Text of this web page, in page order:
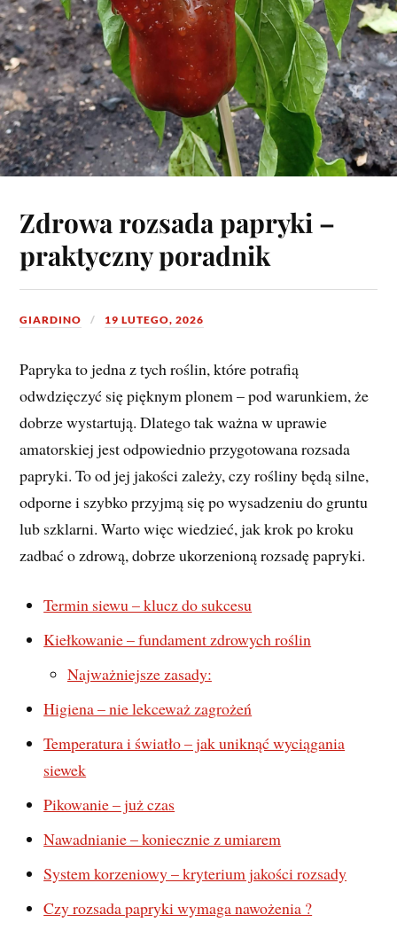
Zdrowa rozsada papryki –
praktyczny poradnik
GIARDINO 19 LUTEGO, 2026
Papryka to jedna z tych roślin, które potrafią
odwdzięczyć się pięknym plonem – pod warunkiem, że
dobrze wystartują. Dlatego tak ważna w uprawie
amatorskiej jest odpowiednio przygotowana rozsada
papryki. To od jej jakości zależy, czy rośliny będą silne,
odporne i szybko przyjmą się po wysadzeniu do gruntu
lub szklarni. Warto więc wiedzieć, jak krok po kroku
zadbać o zdrową, dobrze ukorzenioną rozsadę papryki.
Termin siewu – klucz do sukcesu
Kiełkowanie – fundament zdrowych roślin
Najważniejsze zasady:
Higiena – nie lekceważ zagrożeń
Temperatura i światło – jak uniknąć wyciągania
siewek
Pikowanie – już czas
Nawadnianie – koniecznie z umiarem
System korzeniowy – kryterium jakości rozsady
Czy rozsada papryki wymaga nawożenia ?